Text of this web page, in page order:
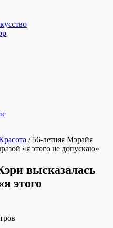
/ 56-летняя Мэрайя
«я этого не допускаю»
высказалась
этого